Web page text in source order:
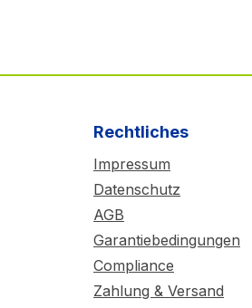
Rechtliches
Impressum
Datenschutz
AGB
Garantiebedingungen
Compliance
Zahlung & Versand